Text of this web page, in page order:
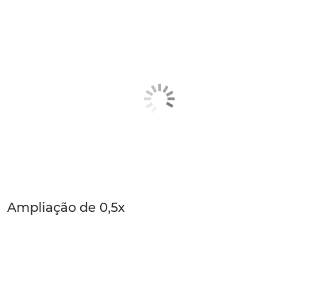
Ampliação de 0,5x